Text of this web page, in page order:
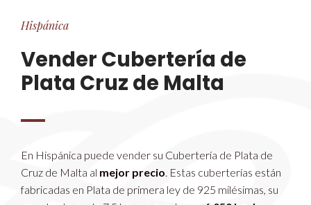
Hispánica
Vender Cubertería de
Plata Cruz de Malta
En Hispánica puede vender su Cubertería de Plata de
Cruz de Malta al mejor precio. Estas cuberterías están
fabricadas en Plata de primera ley de 925 milésimas, su